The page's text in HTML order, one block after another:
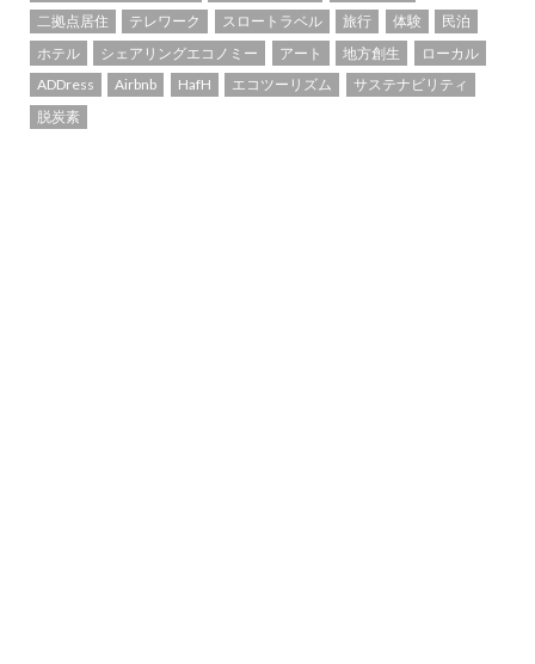
二拠点居住
テレワーク スロートラベル 旅行 体験
民泊
ホテル
シェアリングエコノミー アート 地方創生
ローカル
ADDress
Airbnb HafH エコツーリズム
サステナビリティ
脱炭素